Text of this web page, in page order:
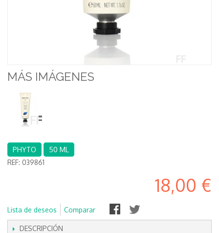
MÁS IMÁGENES
PHYTO
50 ML
REF: 039861
18,00 €
Lista de deseos Comparar
DESCRIPCIÓN